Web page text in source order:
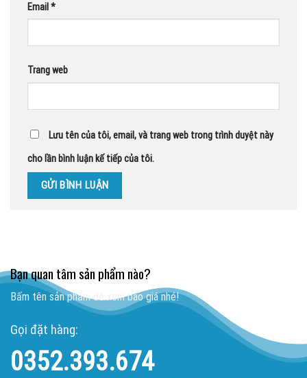
Email *
Trang web
Lưu tên của tôi, email, và trang web trong trình duyệt này
cho lần bình luận kế tiếp của tôi.
Bạn quan tâm sản phẩm nào?
Bấm tên sản phẩm để xem báo giá nhé!
Gọi đặt hàng:
0352.393.674